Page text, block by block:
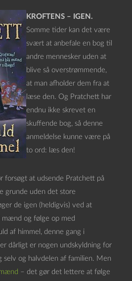
KROFTENS – IGEN.
Somme tider kan det være
svært at anbefale en bog til
andre mennesker uden at
blive så overstrømmende,
at man afholder dem fra at
læse den. Og Pratchett har
endnu ikke skrevet en
skuffende bog, så denne
anmeldelse kunne være på
to ord: læs den!
forsøgt at udsende Pratchett på
grunde uden det store
de igen (heldigvis) ved at
mænd og følge op med
af himmel, denne gang i
dårligt er nogen undskyldning for
selv og halvdelen af familien. Men
– det gør det lettere at følge